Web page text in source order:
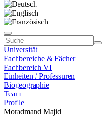
Universität
Fachbereiche & Fächer
Fachbereich VI
Einheiten / Professuren
Biogeographie
Team
Profile
Moradmand Majid